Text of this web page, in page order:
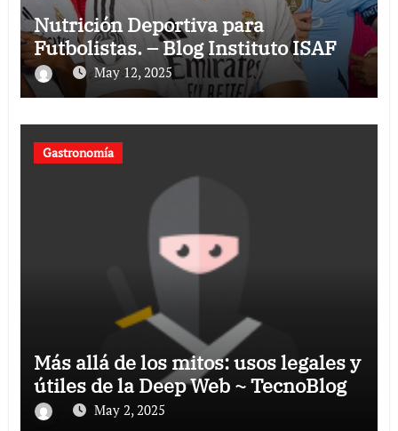
Nutrición Deportiva para
Futbolistas. – Blog Instituto ISAF
May 12, 2025
Gastronomía
Más allá de los mitos: usos legales y
útiles de la Deep Web ~ TecnoBlog
May 2, 2025